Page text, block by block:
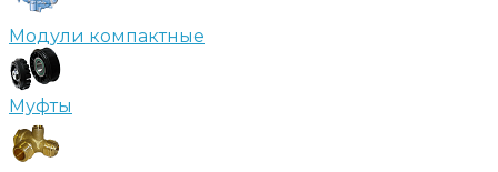
Модули компактные
Муфты